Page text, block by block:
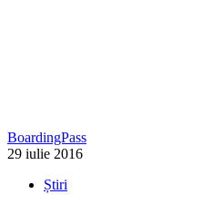
BoardingPass
29 iulie 2016
Știri